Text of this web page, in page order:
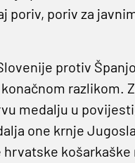
poriv, poriv za
protiv
razlikom.
medalju u
one krnje